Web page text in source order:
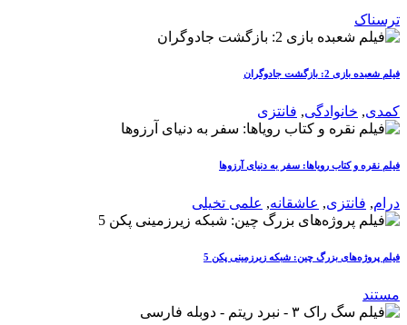
ترسناک
فیلم شعبده بازی 2: بازگشت جادوگران
کمدی, خانوادگی, فانتزی
فیلم نقره و کتاب رویاها: سفر به دنیای آرزوها
درام, فانتزی, عاشقانه, علمی تخیلی
فیلم پروژه‌های بزرگ چین: شبکه زیرزمینی پکن 5
مستند